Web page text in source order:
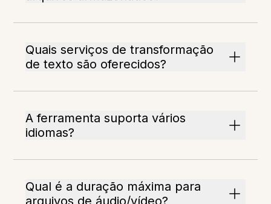
Quais serviços de transformação
de texto são oferecidos?
A ferramenta suporta vários
idiomas?
Qual é a duração máxima para
arquivos de áudio/vídeo?